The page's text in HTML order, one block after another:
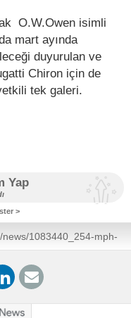
O.W.Owen isimli
mart ayında
duyurulan ve
Chiron için de
tek galeri.
Yap
>
1083440_254-mph-
world-record-car-up-